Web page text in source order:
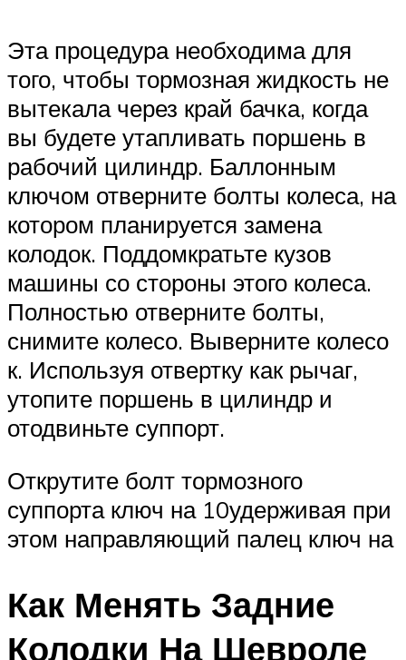
Эта процедура необходима для
того, чтобы тормозная жидкость не
вытекала через край бачка, когда
вы будете утапливать поршень в
рабочий цилиндр. Баллонным
ключом отверните болты колеса, на
котором планируется замена
колодок. Поддомкратьте кузов
машины со стороны этого колеса.
Полностью отверните болты,
снимите колесо. Выверните колесо
к. Используя отвертку как рычаг,
утопите поршень в цилиндр и
отодвиньте суппорт.
Открутите болт тормозного
суппорта ключ на 10удерживая при
этом направляющий палец ключ на
Как Менять Задние
Колодки На Шевроле